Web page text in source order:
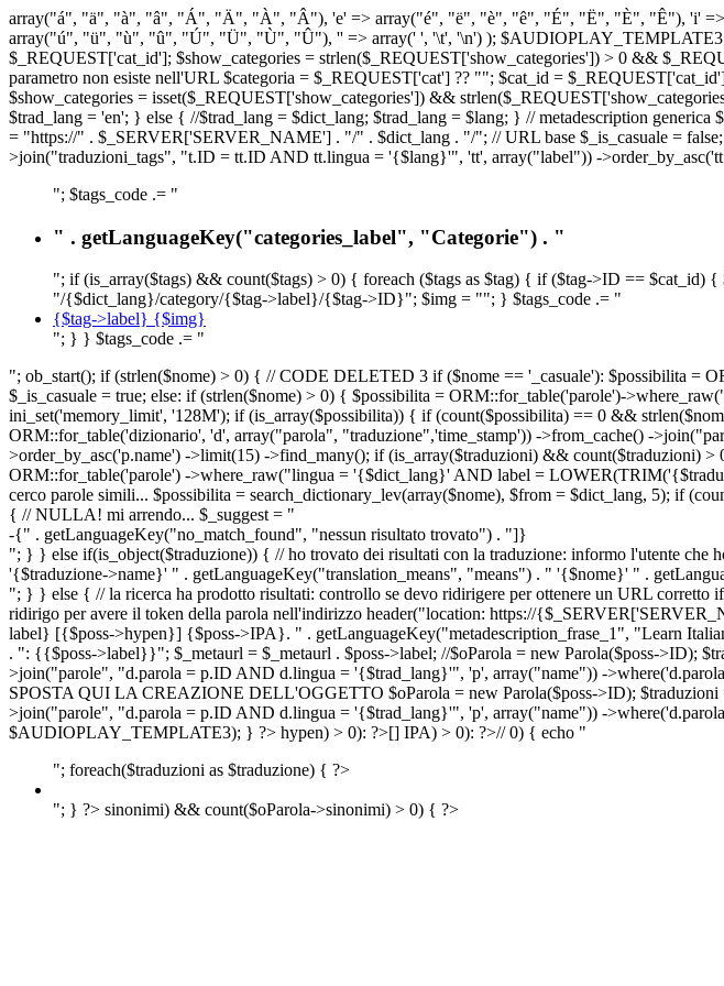
array("á", "ä", "à", "â", "Á", "Ä", "À", "Â"), 'e' => array("é", "ë", "è", "ê", "É", "Ë", "È", "Ê"),
array("ú", "ü", "ù", "û", "Ú", "Ü", "Ù", "Û"), '' => array(' ', '\t', '\n') );
$_REQUEST['cat_id']; $show_categories = strlen($_REQUEST['show_categories']) > 0 &&
parametro non esiste nell'URL $categoria = $_REQUEST['cat'] ?? ""; $cat_id =
$show_categories = isset($_REQUEST['show_categories']) &&
$trad_lang = 'en'; } else { //$trad_lang = $dict_lang; $trad_lang = $lang; } // metadescription
= "https://" . $_SERVER['SERVER_NAME'] . "/" . $dict_lang . "/"; // URL base $_is_casuale =
>join("traduzioni_tags", "t.ID = tt.ID AND tt.lingua = '{$lang}'", 'tt', array("label")) -
"; $tags_code .= "
" . getLanguageKey("categories_label", "Categorie") . "
"; if (is_array($tags) && count($tags) > 0) { foreach ($tags as $tag) { if ($tag->ID == $cat_id)
"/{$dict_lang}/category/{$tag->label}/{$tag->ID}"; $img = ""; } $tags_code .= "
{$tag->label} {$img}
"; } } $tags_code .= "
"; ob_start(); if (strlen($nome) > 0) { // CODE DELETED 3 if ($nome == '_casuale'): $possibilita =
$_is_casuale = true; else: if (strlen($nome) > 0) { $possibilita = ORM::for_table('parole')-
ini_set('memory_limit', '128M'); if (is_array($possibilita)) { if (count($possibilita) == 0 &&
ORM::for_table('dizionario', 'd', array("parola", "traduzione",'time_stamp')) ->from_cache() -
>order_by_asc('p.name') ->limit(15) ->find_many(); if (is_array($traduzioni) && count($traduzioni)
ORM::for_table('parole') ->where_raw("lingua = '{$dict_lang}' AND label =
cerco parole simili... $possibilita = search_dictionary_lev(array($nome), $from = $dict_lang, 5); if
{ // NULLA! mi arrendo... $_suggest = "
-{" . getLanguageKey("no_match_found", "nessun risultato trovato") . "]}
"; } } else if(is_object($traduzione)) { // ho trovato dei risultati con la traduzione: informo l'utente che
'{$traduzione->name}' " . getLanguageKey("translation_means", "means") . " '{$nome}' " .
"; } } else { // la ricerca ha prodotto risultati: controllo se devo ridirigere per ottenere un URL
ridirigo per avere il token della parola nell'indirizzo header("location: https://
label} [{$poss->hypen}] {$poss->IPA}. " . getLanguageKey("metadescription_frase_1", "Learn
. ": {{$poss->label}}"; $_metaurl = $_metaurl . $poss->label; //$oParola = new Parola($poss->ID);
>join("parole", "d.parola = p.ID AND d.lingua = '{$trad_lang}'", 'p', array("name")) -
SPOSTA QUI LA CREAZIONE DELL'OGGETTO $oParola = new Parola($poss->ID);
>join("parole", "d.parola = p.ID AND d.lingua = '{$trad_lang}'", 'p', array("name")) -
$AUDIOPLAY_TEMPLATE3); } ?> hypen) > 0): ?>[] IPA) > 0): ?>// 0) { echo "
"; foreach($traduzioni as $traduzione) { ?>
"; } ?> sinonimi) && count($oParola->sinonimi) > 0) { ?>